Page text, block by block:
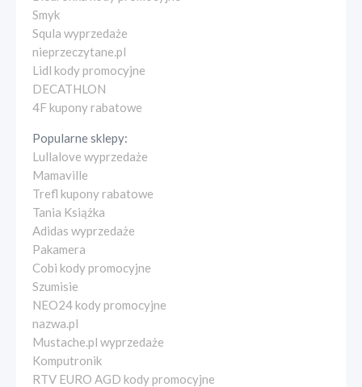
Smyk
Squla wyprzedaże
nieprzeczytane.pl
Lidl kody promocyjne
DECATHLON
4F kupony rabatowe
Popularne sklepy:
Lullalove wyprzedaże
Mamaville
Trefl kupony rabatowe
Tania Książka
Adidas wyprzedaże
Pakamera
Cobi kody promocyjne
Szumisie
NEO24 kody promocyjne
nazwa.pl
Mustache.pl wyprzedaże
Komputronik
RTV EURO AGD kody promocyjne